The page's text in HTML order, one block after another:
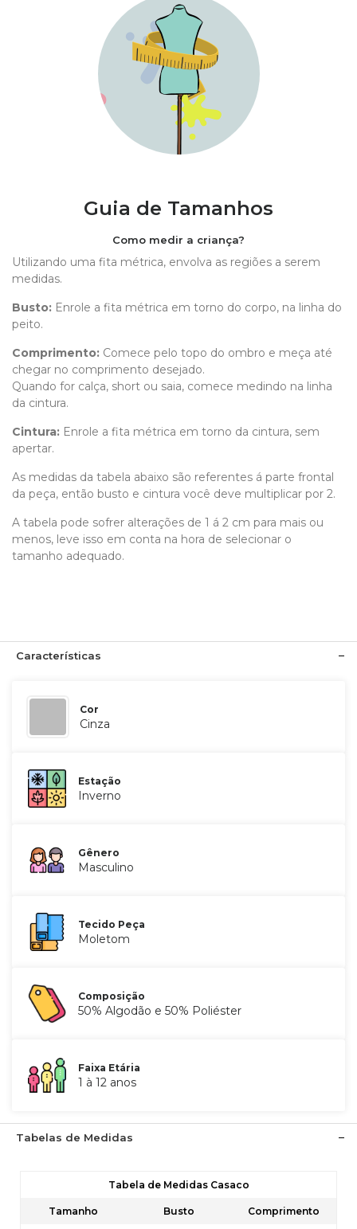
Guia de Tamanhos
Como medir a criança?
Utilizando uma fita métrica, envolva as regiões a serem
medidas.
Busto: Enrole a fita métrica em torno do corpo, na linha do
peito.
Comprimento: Comece pelo topo do ombro e meça até
chegar no comprimento desejado.
Quando for calça, short ou saia, comece medindo na linha
da cintura.
Cintura: Enrole a fita métrica em torno da cintura, sem
apertar.
As medidas da tabela abaixo são referentes á parte frontal
da peça, então busto e cintura você deve multiplicar por 2.
A tabela pode sofrer alterações de 1 á 2 cm para mais ou
menos, leve isso em conta na hora de selecionar o
tamanho adequado.
Características
Cor
Cinza
Estação
Inverno
Gênero
Masculino
Tecido Peça
Moletom
Composição
50% Algodão e 50% Poliéster
Faixa Etária
1 à 12 anos
Tabelas de Medidas
Tabela de Medidas Casaco
Tamanho Busto Comprimento